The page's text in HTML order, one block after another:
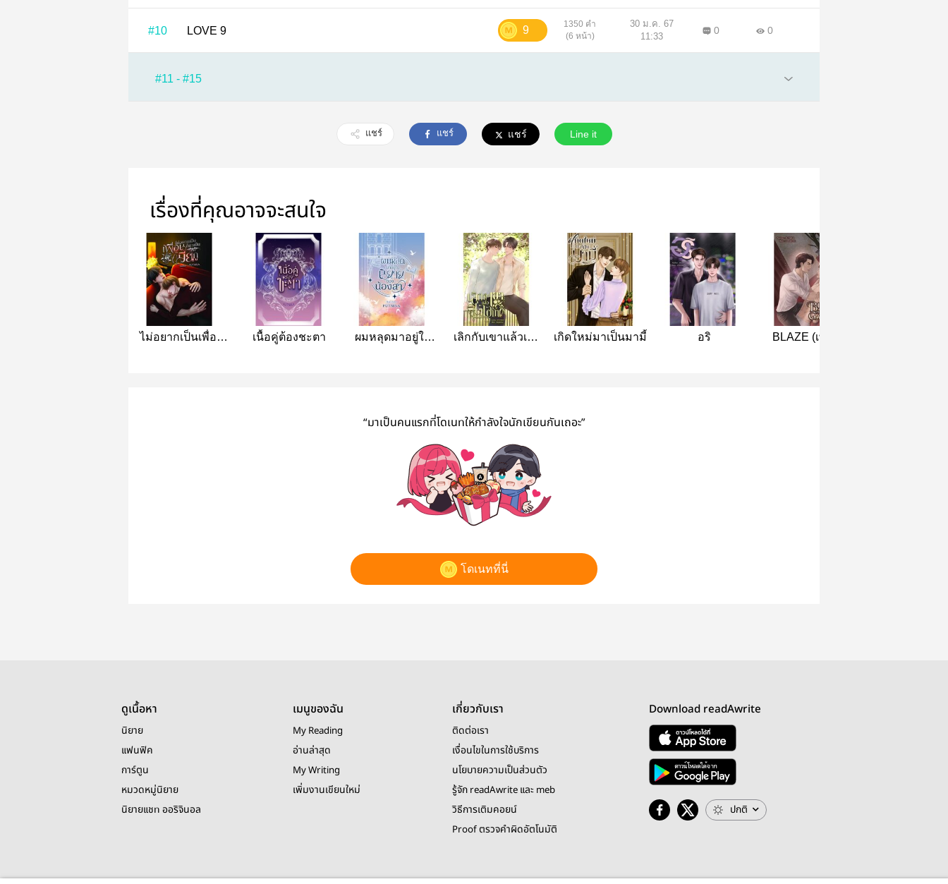
#10 LOVE 9 9
1350 คำ
(6 หน้า)
30 ม.ค. 67
11:33
0 0
#11 - #15
แชร์ แชร์ แชร์ Line it
เรื่องที่คุณอาจจะสนใจ
ไม่อยากเป็นเพื่อนก็
เนื้อคู่ต้องชะตา
ผมหลุดมาอยู่ใน
เลิกกับเขาแล้วเจอ
เกิดใหม่มาเป็นมามี้ อริ
BLAZE (เพลิง)
“มาเป็นคนแรกที่โดเนทให้กำลังใจนักเขียนกันเถอะ”
โดเนทที่นี่
ดูเนื้อหา
นิยาย
แฟนฟิค
การ์ตูน
หมวดหมู่นิยาย
นิยายแชท ออริจินอล
เมนูของฉัน
My Reading
อ่านล่าสุด
My Writing
เพิ่มงานเขียนใหม่
เกี่ยวกับเรา
ติดต่อเรา
เงื่อนไขในการใช้บริการ
นโยบายความเป็นส่วนตัว
รู้จัก readAwrite และ meb
วิธีการเติมคอยน์
Proof ตรวจคำผิดอัตโนมัติ
Download readAwrite
ปกติ